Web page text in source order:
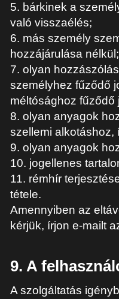
5. bárkinek a
való visszaélés;
6. más személy
hozzájárulása nélkül;
7. olyan
személyhez fűződő
méltósághoz fűződő
8. olyan anyagok
szellemi
9. olyan anyagok
10. jogellenes
11. rémhír
tétele.
Amennyiben az
kérjük, írjon e-mailt
9. A
A szolgáltatás